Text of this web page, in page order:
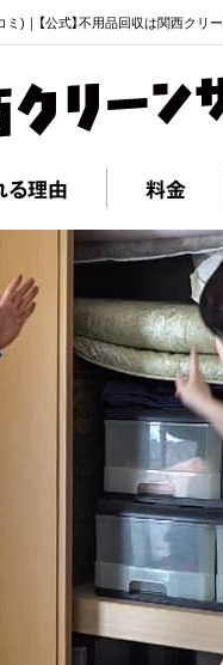
)｜【公式】不用品回収は関西クリ
る理由 料金